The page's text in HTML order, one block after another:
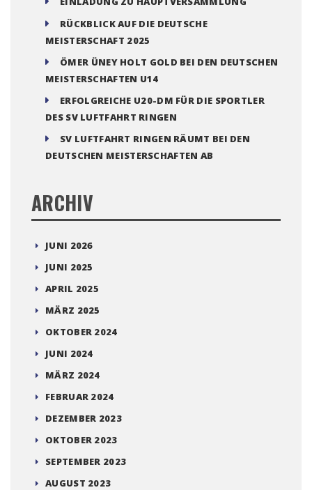
RÜCKBLICK AUF DIE DEUTSCHE
MEISTERSCHAFT 2025
ÖMER ÜNEY HOLT GOLD BEI DEN DEUTSCHEN
MEISTERSCHAFTEN U14
ERFOLGREICHE U20-DM FÜR DIE SPORTLER
DES SV LUFTFAHRT RINGEN
SV LUFTFAHRT RINGEN RÄUMT BEI DEN
DEUTSCHEN MEISTERSCHAFTEN AB
ARCHIV
JUNI 2026
JUNI 2025
APRIL 2025
MÄRZ 2025
OKTOBER 2024
JUNI 2024
MÄRZ 2024
FEBRUAR 2024
DEZEMBER 2023
OKTOBER 2023
SEPTEMBER 2023
AUGUST 2023